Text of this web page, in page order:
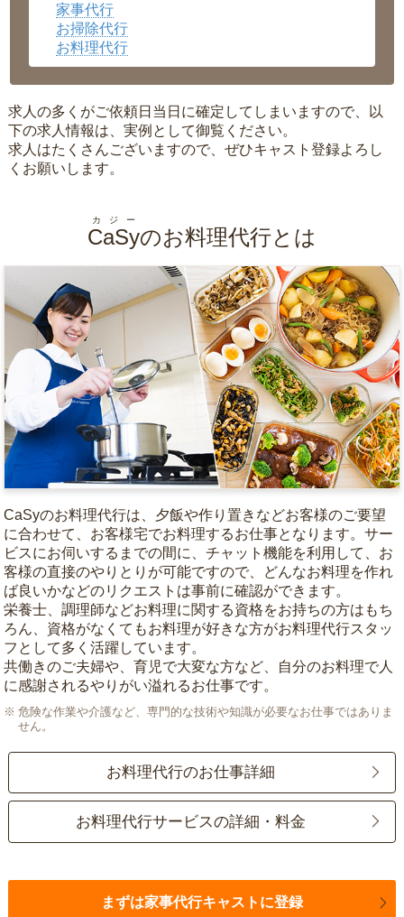
家事代行
お掃除代行
お料理代行
求人の多くがご依頼日当日に確定してしまいますので、以
下の求人情報は、実例として御覧ください。
求人はたくさんございますので、ぜひキャスト登録よろし
くお願いします。
CaSy
カジー
のお料理代行とは
CaSyのお料理代行は、夕飯や作り置きなどお客様のご要望
に合わせて、お客様宅でお料理するお仕事となります。サー
ビスにお伺いするまでの間に、チャット機能を利用して、お
客様の直接のやりとりが可能ですので、どんなお料理を作れ
ば良いかなどのリクエストは事前に確認ができます。
栄養士、調理師などお料理に関する資格をお持ちの方はもち
ろん、資格がなくてもお料理が好きな方がお料理代行スタッ
フとして多く活躍しています。
共働きのご夫婦や、育児で大変な方など、自分のお料理で人
に感謝されるやりがい溢れるお仕事です。
危険な作業や介護など、専門的な技術や知識が必要なお仕事ではありま
せん。
お料理代行のお仕事詳細
お料理代行サービスの詳細・料金
まずは家事代行キャストに登録